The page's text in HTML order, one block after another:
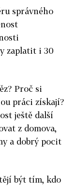
správného
zaplatit i 30
Proč si
práci získají?
ještě další
z domova,
a dobrý pocit
být tím, kdo